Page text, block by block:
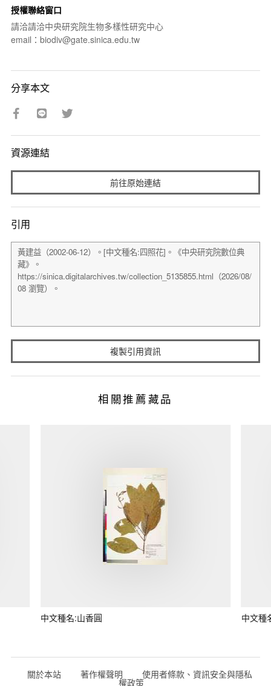
授權聯絡窗口
請洽請洽中央研究院生物多樣性研究中心
email：biodiv@gate.sinica.edu.tw
分享本文
資源連結
前往原始連結
引用
複製引用資訊
相關推薦藏品
中文種名:山香圓 中文種
關於本站 著作權聲明 使用者條款、資訊安全與隱私
權政策